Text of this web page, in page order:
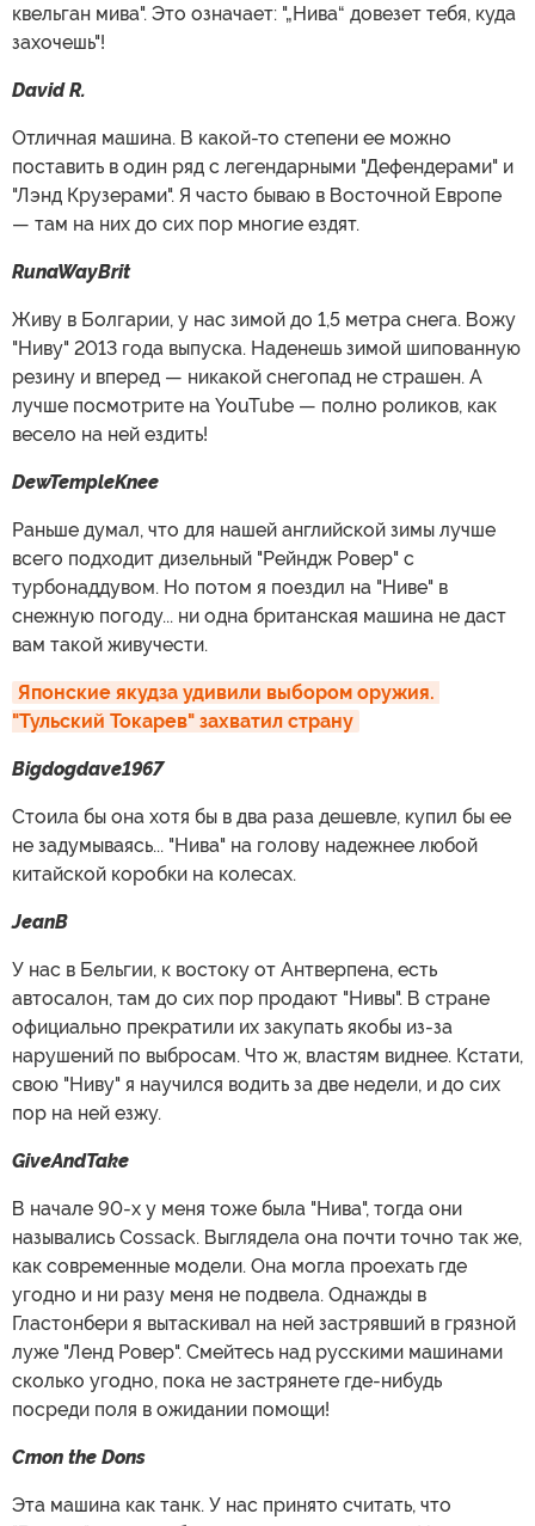
квельган мива". Это означает: "„Нива“ довезет тебя, куда
захочешь"!
David R.
Отличная машина. В какой-то степени ее можно
поставить в один ряд с легендарными "Дефендерами" и
"Лэнд Крузерами". Я часто бываю в Восточной Европе
— там на них до сих пор многие ездят.
RunaWayBrit
Живу в Болгарии, у нас зимой до 1,5 метра снега. Вожу
"Ниву" 2013 года выпуска. Наденешь зимой шипованную
резину и вперед — никакой снегопад не страшен. А
лучше посмотрите на YouTube — полно роликов, как
весело на ней ездить!
DewTempleKnee
Раньше думал, что для нашей английской зимы лучше
всего подходит дизельный "Рейндж Ровер" с
турбонаддувом. Но потом я поездил на "Ниве" в
снежную погоду... ни одна британская машина не даст
вам такой живучести.
Японские якудза удивили выбором оружия.
"Тульский Токарев" захватил страну
Bigdogdave1967
Стоила бы она хотя бы в два раза дешевле, купил бы ее
не задумываясь... "Нива" на голову надежнее любой
китайской коробки на колесах.
JeanB
У нас в Бельгии, к востоку от Антверпена, есть
автосалон, там до сих пор продают "Нивы". В стране
официально прекратили их закупать якобы из-за
нарушений по выбросам. Что ж, властям виднее. Кстати,
свою "Ниву" я научился водить за две недели, и до сих
пор на ней езжу.
GiveAndTake
В начале 90-х у меня тоже была "Нива", тогда они
назывались Cossack. Выглядела она почти точно так же,
как современные модели. Она могла проехать где
угодно и ни разу меня не подвела. Однажды в
Гластонбери я вытаскивал на ней застрявший в грязной
луже "Ленд Ровер". Смейтесь над русскими машинами
сколько угодно, пока не застрянете где-нибудь
посреди поля в ожидании помощи!
Cmon the Dons
Эта машина как танк. У нас принято считать, что